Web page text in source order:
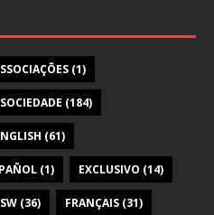
(1)
(184)
(61)
(1) EXCLUSIVO (14)
(36) FRANÇAIS (31)